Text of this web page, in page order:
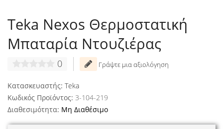
Teka Nexos Θερμοστατική
Μπαταρία Ντουζιέρας
0 Γράψτε μια αξιολόγηση
Κατασκευαστής: Teka
Κωδικός Προϊόντος: 3-104-219
Διαθεσιμότητα: Μη Διαθέσιμο